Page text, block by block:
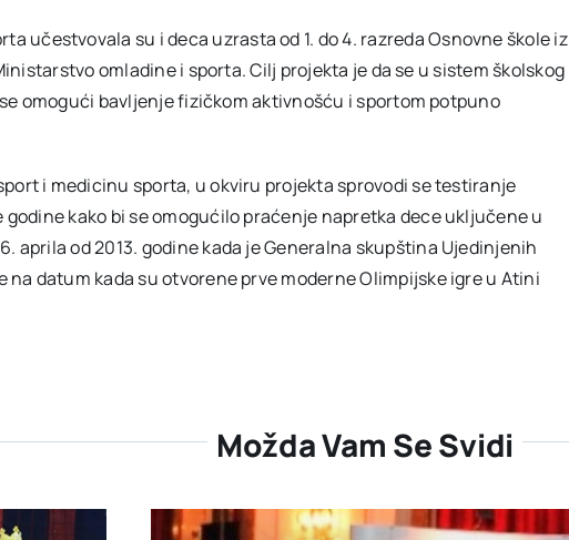
učestvovala su i deca uzrasta od 1. do 4. razreda Osnovne škole iz
omladine i sporta. Cilj projekta je da se u sistem školskog
omogući bavljenje fizičkom aktivnošću i sportom potpuno
i medicinu sporta, u okviru projekta sprovodi se testiranje
kako bi se omogućilo praćenje napretka dece uključene u
aprila od 2013. godine kada je Generalna skupština Ujedinjenih
datum kada su otvorene prve moderne Olimpijske igre u Atini
Možda Vam Se Svidi